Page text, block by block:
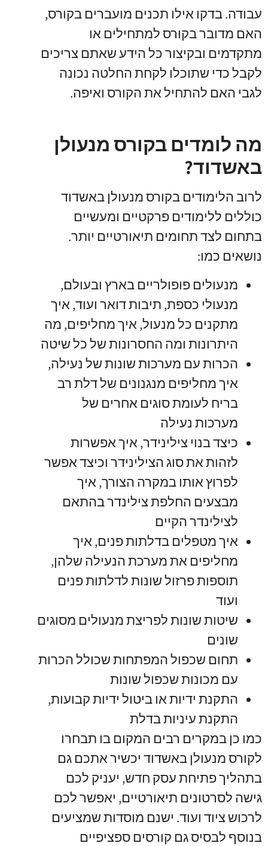
עבודה.בדקו אילו תכנים מועברים בקורס,
האם מדובר בקורס למתחילים או
מתקדמים ובקיצור כל הידע שאתם צריכים
לקבל כדי שתוכלו לקחת החלטה נכונה
לגבי האם להתחיל את הקורס ואיפה.
מה לומדים בקורס מנעולן
באשדוד?
לרוב הלימודים בקורס מנעולן באשדוד
כוללים ללימודים פרקטיים ומעשיים
בתחום לצד תחומים תיאורטיים יותר.
נושאים כמו:
מנעולים פופולריים בארץ ובעולם,
מנעולי כספת, תיבות דואר ועוד,איך
מתקנים כל מנעול,איך מחליפים, מה
היתרונות ומה החסרונות של כל שיטה
הכרות עם מערכות שונות של נעילה,
איך מחליפים מנגנונים של דלת רב
בריח לעומת סוגים אחרים של
מערכות נעילה
כיצד בנוי צילינידר,איך אפשרות
לזהות את סוג הצילינידר וכיצד אפשר
לפרוץ אותו במקרה הצורך,איך
מבצעים החלפת צילינדר בהתאם
לצילינדר הקיים
איך מטפלים בדלתות פנים,איך
מחליפים את מערכת הנעילה שלהן,
תוספות פרזול שונות לדלתות פנים
ועוד
שיטות שונות לפריצת מנעולים מסוגים
שונים
תחום שכפול המפתחות שכולל הכרות
עם מכונות שכפול שונות
התקנת ידיות או ביטול ידיות קבועות,
התקנת עיניות בדלת
כמו כן במקרים רבים המקום בו תבחרו
לקורס מנעולן באשדוד יכשיר אתכם גם
בתהליך פתיחת עסק חדש, יעניק לכם
גישה לסרטונים תיאורטיים, יאפשר לכם
לרכוש ציוד ועוד. ישנם מוסדות שמציעים
בנוסף לבסיס גם קורסים ספציפיים